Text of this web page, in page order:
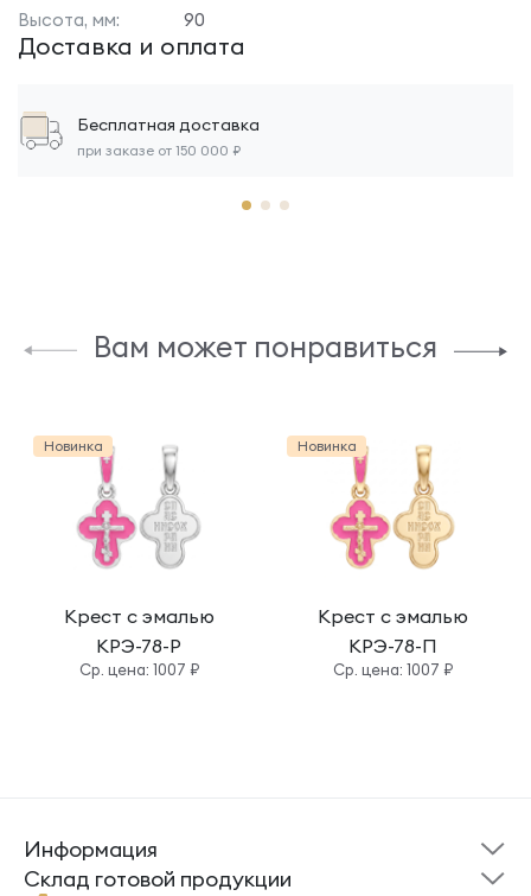
Высота, мм: 90
Доставка и оплата
Бесплатная доставка
при заказе от 150 000 ₽
Вам может понравиться
Новинка
Крест с эмалью
КРЭ-78-Р
Cр. цена: 1007 ₽
Новинка
Крест с эмалью
КРЭ-78-П
Cр. цена: 1007 ₽
Информация
Склад готовой
продукции
Помощь
Cклад готовой продукции
Кресты Ложки